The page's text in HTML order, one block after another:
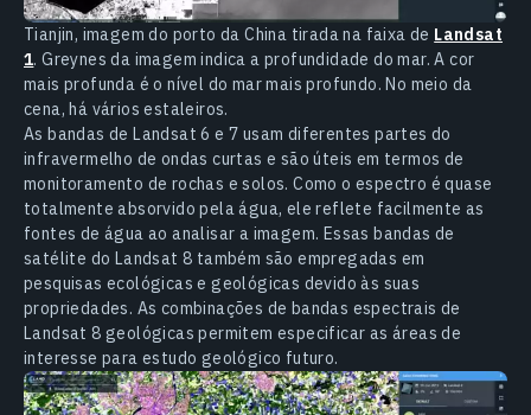
Tianjin, imagem do porto da China tirada na faixa de Landsat
1. Greynes da imagem indica a profundidade do mar. A cor
mais profunda é o nível do mar mais profundo. No meio da
cena, há vários estaleiros.
As bandas de Landsat 6 e 7 usam diferentes partes do
infravermelho de ondas curtas e são úteis em termos de
monitoramento de rochas e solos. Como o espectro é quase
totalmente absorvido pela água, ele reflete facilmente as
fontes de água ao analisar a imagem. Essas bandas de
satélite do Landsat 8 também são empregadas em
pesquisas ecológicas e geológicas devido às suas
propriedades. As combinações de bandas espectrais de
Landsat 8 geológicas permitem especificar as áreas de
interesse para estudo geológico futuro.